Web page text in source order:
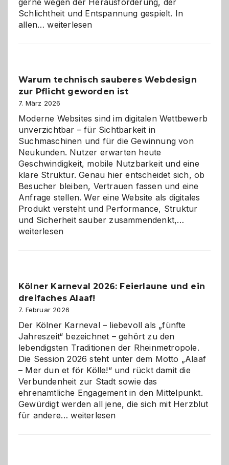
gerne wegen der Herausforderung, der
Schlichtheit und Entspannung gespielt. In
allen…Sudoku
den
Logikrätseln
weiterlesen
Warum technisch sauberes Webdesign
zur Pflicht geworden ist
7. März 2026
Moderne Websites sind im digitalen Wettbewerb
unverzichtbar – für Sichtbarkeit in
Suchmaschinen und für die Gewinnung von
Neukunden. Nutzer erwarten heute
Geschwindigkeit, mobile Nutzbarkeit und eine
klare Struktur. Genau hier entscheidet sich, ob
Besucher bleiben, Vertrauen fassen und eine
Anfrage stellen. Wer eine Website als digitales
Produkt versteht und Performance, Struktur
und Sicherheit sauber zusammendenkt,…
geworden
weiterlesen
Kölner Karneval 2026: Feierlaune und ein
dreifaches Alaaf!
7. Februar 2026
Der Kölner Karneval – liebevoll als „fünfte
Jahreszeit“ bezeichnet – gehört zu den
lebendigsten Traditionen der Rheinmetropole.
Die Session 2026 steht unter dem Motto „Alaaf
– Mer dun et för Kölle!“ und rückt damit die
Verbundenheit zur Stadt sowie das
ehrenamtliche Engagement in den Mittelpunkt.
Gewürdigt werden all jene, die sich mit Herzblut
für andere…Kölner
weiterlesen